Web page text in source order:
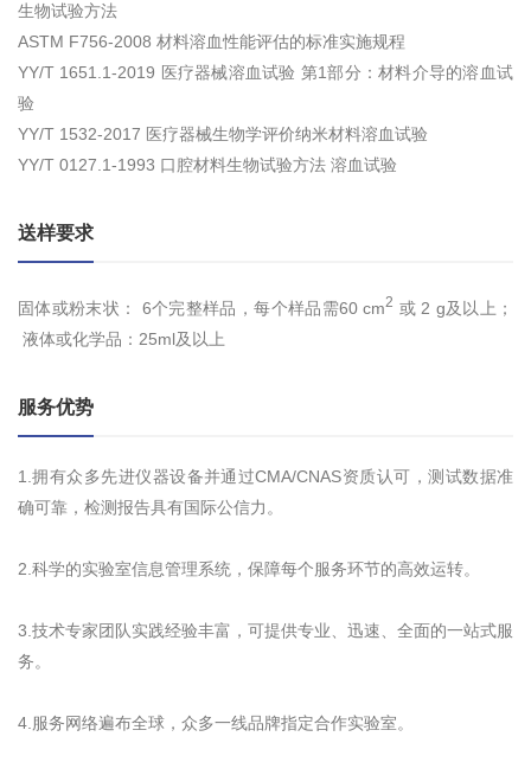
生物试验方法
ASTM F756-2008 材料溶血性能评估的标准实施规程
YY/T 1651.1-2019 医疗器械溶血试验 第1部分：材料介导的溶血试
验
YY/T 1532-2017 医疗器械生物学评价纳米材料溶血试验
YY/T 0127.1-1993 口腔材料生物试验方法 溶血试验
送样要求
固体或粉末状： 6个完整样品，每个样品需60 cm2 或 2 g及以上；
液体或化学品：25ml及以上
服务优势
1.拥有众多先进仪器设备并通过CMA/CNAS资质认可，测试数据准
确可靠，检测报告具有国际公信力。
2.科学的实验室信息管理系统，保障每个服务环节的高效运转。
3.技术专家团队实践经验丰富，可提供专业、迅速、全面的一站式服
务。
4.服务网络遍布全球，众多一线品牌指定合作实验室。